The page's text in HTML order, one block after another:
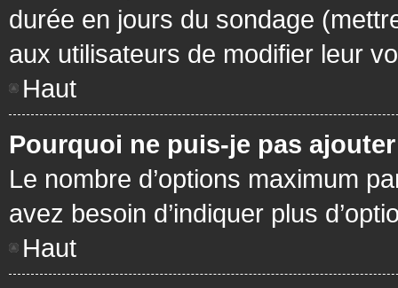
durée en jours du sondage
aux utilisateurs de modifier leur
Haut
Pourquoi ne puis-je pas
Le nombre d’options maximum
avez besoin d’indiquer plus
Haut